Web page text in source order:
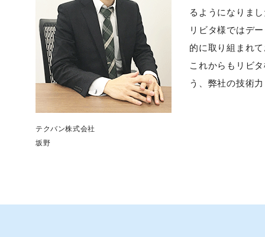
るようになりま
リビタ様ではデ
的に取り組まれ
これからもリビ
う、弊社の技術
テクバン株式会社
坂野